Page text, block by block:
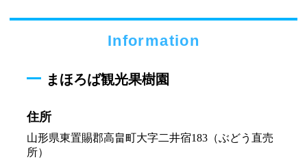
Information
まほろば観光果樹園
住所